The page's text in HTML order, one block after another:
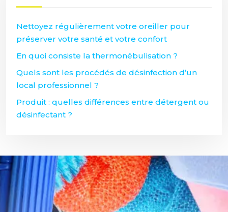
Nettoyez régulièrement votre oreiller pour
préserver votre santé et votre confort
En quoi consiste la thermonébulisation ?
Quels sont les procédés de désinfection d’un
local professionnel ?
Produit : quelles différences entre détergent ou
désinfectant ?